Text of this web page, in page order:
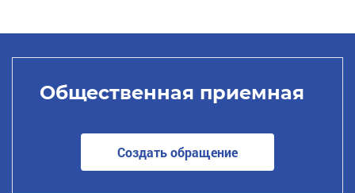
Общественная приемная
Создать обращение